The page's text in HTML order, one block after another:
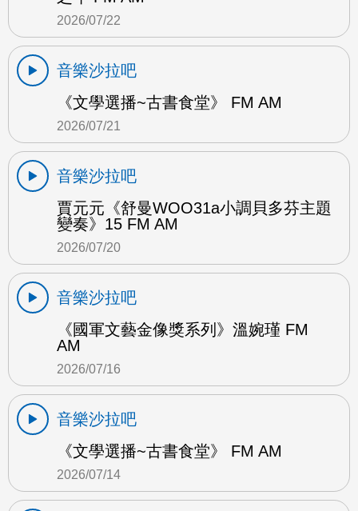
2026/07/22
音樂沙拉吧
《文學選播~古書食堂》 FM AM
2026/07/21
音樂沙拉吧
賈元元《舒曼WOO31a小調貝多芬主題
變奏》15 FM AM
2026/07/20
音樂沙拉吧
《國軍文藝金像獎系列》溫婉瑾 FM
AM
2026/07/16
音樂沙拉吧
《文學選播~古書食堂》 FM AM
2026/07/14